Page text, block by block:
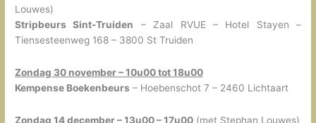
Louwes)
Stripbeurs Sint-Truiden – Zaal RVUE – Hotel Stayen –
Tiensesteenweg 168 – 3800 St Truiden
Zondag 30 november – 10u00 tot 18u00
Kempense Boekenbeurs – Hoebenschot 7 – 2460 Lichtaart
Zondag 14 december – 13u00 – 17u00 (met Stephan Louwes)